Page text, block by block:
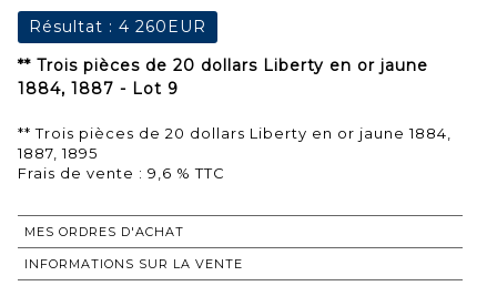
Résultat : 4 260EUR
** Trois pièces de 20 dollars Liberty en or jaune
1884, 1887 - Lot 9
** Trois pièces de 20 dollars Liberty en or jaune 1884,
1887, 1895
Frais de vente : 9,6 % TTC
MES ORDRES D'ACHAT
INFORMATIONS SUR LA VENTE